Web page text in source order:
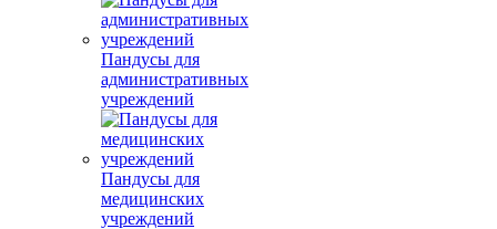
Пандусы для
административных
учреждений
Пандусы для
медицинских
учреждений